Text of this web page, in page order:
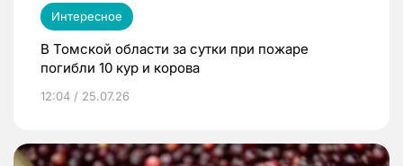
Интересное
В Томской области за сутки при пожаре
погибли 10 кур и корова
12:04 / 25.07.26